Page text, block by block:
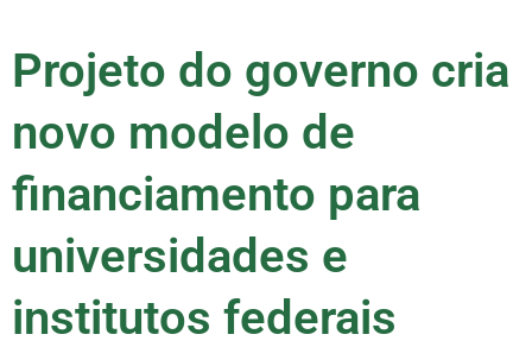
Projeto do governo cria
novo modelo de
financiamento para
universidades e
institutos federais